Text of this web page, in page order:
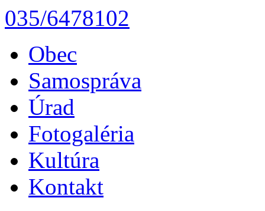
035/6478102
Obec
Samospráva
Úrad
Fotogaléria
Kultúra
Kontakt